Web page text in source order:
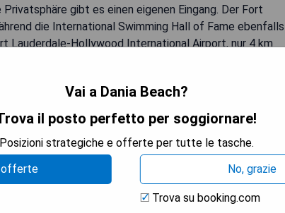
gibt es einen eigenen Eingang. Der Fort
die International Swimming Hall of Fame ebenfalls
Lauderdale-Hollywood International Airport, nur 4 km
Vai a Dania Beach?
il posto perfetto per soggiornare!
Posizioni strategiche e offerte per tutte le tasche.
offerte
No, grazie
Trova su booking.com